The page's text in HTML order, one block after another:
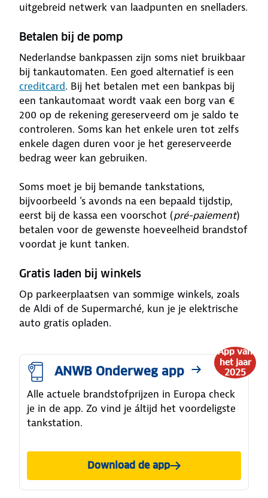
uitgebreid netwerk van laadpunten en snelladers.
Betalen bij de pomp
Nederlandse bankpassen zijn soms niet bruikbaar
bij tankautomaten. Een goed alternatief is een
creditcard. Bij het betalen met een bankpas bij
een tankautomaat wordt vaak een borg van €
200 op de rekening gereserveerd om je saldo te
controleren. Soms kan het enkele uren tot zelfs
enkele dagen duren voor je het gereserveerde
bedrag weer kan gebruiken.
Soms moet je bij bemande tankstations,
bijvoorbeeld 's avonds na een bepaald tijdstip,
eerst bij de kassa een voorschot (pré-paiement)
betalen voor de gewenste hoeveelheid brandstof
voordat je kunt tanken.
Gratis laden bij winkels
Op parkeerplaatsen van sommige winkels, zoals
de Aldi of de Supermarché, kun je je elektrische
auto gratis opladen.
App van
het jaar
2025
ANWB Onderweg app
Alle actuele brandstofprijzen in Europa check
je in de app. Zo vind je áltijd het voordeligste
tankstation.
Download de app